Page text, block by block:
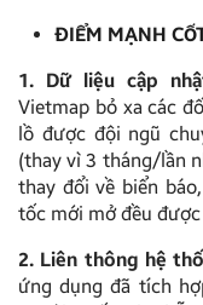
ĐIỂM MẠNH
1. Dữ liệu cập
Vietmap bỏ xa các
lồ được đội ngũ
(thay vì 3 tháng/lần
thay đổi về biển
tốc mới mở đều
2. Liên thông hệ
ứng dụng đã tích